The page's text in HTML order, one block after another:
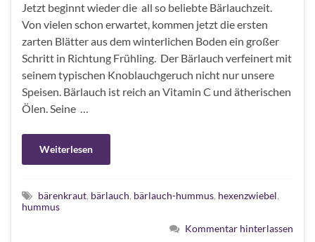
Jetzt beginnt wieder die all so beliebte Bärlauchzeit.
Von vielen schon erwartet, kommen jetzt die ersten
zarten Blätter aus dem winterlichen Boden ein großer
Schritt in Richtung Frühling. Der Bärlauch verfeinert mit
seinem typischen Knoblauchgeruch nicht nur unsere
Speisen. Bärlauch ist reich an Vitamin C und ätherischen
Ölen. Seine …
Weiterlesen
bärenkraut, bärlauch, bärlauch-hummus, hexenzwiebel,
hummus
Kommentar hinterlassen